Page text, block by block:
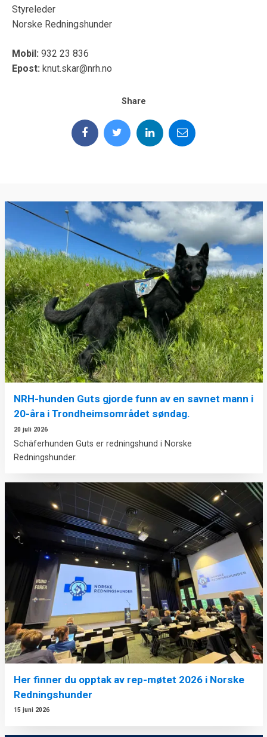
Styreleder
Norske Redningshunder
Mobil: 932 23 836
Epost: knut.skar@nrh.no
Share
NRH-hunden Guts gjorde funn av en savnet mann i
20-åra i Trondheimsområdet søndag.
20 juli 2026
Schäferhunden Guts er redningshund i Norske
Redningshunder.
Her finner du opptak av rep-møtet 2026 i Norske
Redningshunder
15 juni 2026